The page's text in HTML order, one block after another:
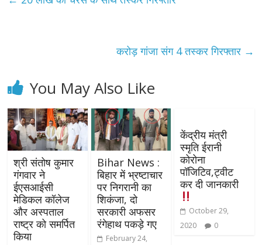
करोड़ गांजा संग 4 तस्कर गिरफ्तार →
You May Also Like
श्री संतोष कुमार
गंगवार ने
ईएसआईसी
मेडिकल कॉलेज
और अस्‍पताल
राष्‍ट्र को समर्पित
किया
Bihar News :
बिहार में भ्रष्टाचार
पर निगरानी का
शिकंजा, दो
सरकारी अफसर
रंगेहाथ पकड़े गए
February 24,
केंद्रीय मंत्री
स्मृति ईरानी
कोरोना
पॉजिटिव,ट्वीट
कर दी जानकारी
October 29,
2020
0